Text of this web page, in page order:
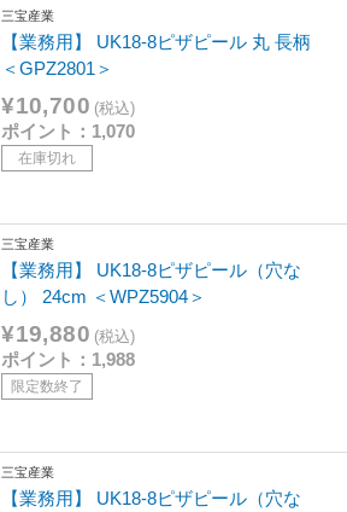
三宝産業
【業務用】 UK18-8ピザピール 丸 長柄
＜GPZ2801＞
¥10,700 (税込)
ポイント：1,070
在庫切れ
三宝産業
【業務用】 UK18-8ピザピール（穴な
し） 24cm ＜WPZ5904＞
¥19,880 (税込)
ポイント：1,988
限定数終了
三宝産業
【業務用】 UK18-8ピザピール（穴な